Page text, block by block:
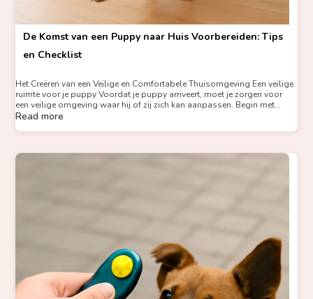
De Komst van een Puppy naar Huis Voorbereiden: Tips
en Checklist
Het Creëren van een Veilige en Comfortabele Thuisomgeving Een veilige
ruimte voor je puppy Voordat je puppy arriveert, moet je zorgen voor
een veilige omgeving waar hij of zij zich kan aanpassen. Begin met…
Read more